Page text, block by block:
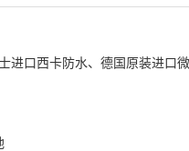
进口西卡防水、德国原装进口